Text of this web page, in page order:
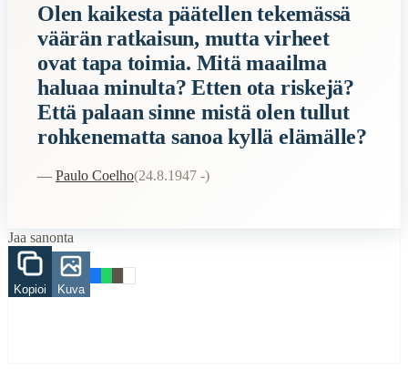
Description:Tämä sanonta tarkoittaa, että vaikka ihminen saattaa
Semantic Themes
Elämä
Related Topics
maailma
elämä
Finding Finnish proverbs about specific topics
Understanding Finnish cultural wisdom
Learning Finnish language through proverbs
Olen kaikesta päätellen tekemässä
väärän ratkaisun, mutta virheet
ovat tapa toimia. Mitä maailma
haluaa minulta? Etten ota riskejä?
Että palaan sinne mistä olen tullut
rohkenematta sanoa kyllä elämälle?
— Paulo Coelho(24.8.1947 -)
Jaa sanonta
Kopioi Kuva